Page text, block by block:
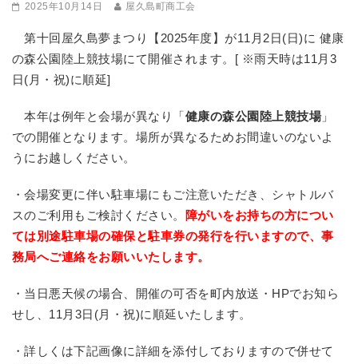
2025年10月14日 屋久島町商工会
第十回屋久島夢まつり【2025年度】が11月2日(日)に 健康
の森公園陸上競技場にて開催されます。[ ※雨天時は11月3
日(月・祝)に順延]
本年は例年と会場が異なり「健康の森公園陸上競技場」
での開催となります。場所が異なるためお間違いのないよ
うにお越しください。
・会場変更に伴い駐車場にもご注意いただき、シャトルバ
スのご利用もご検討ください。
障がいをお持ちの方につい
ては別途駐車場の確保と駐車券の発行を行いますので、事
務局へご連絡をお願いいたします。
・当日悪天候の場合、開催の可否を町内放送・HPでお知ら
せし、11月3日(月・祝)に順延いたします。
・詳しくは下記画像に詳細を添付しておりますので併せて